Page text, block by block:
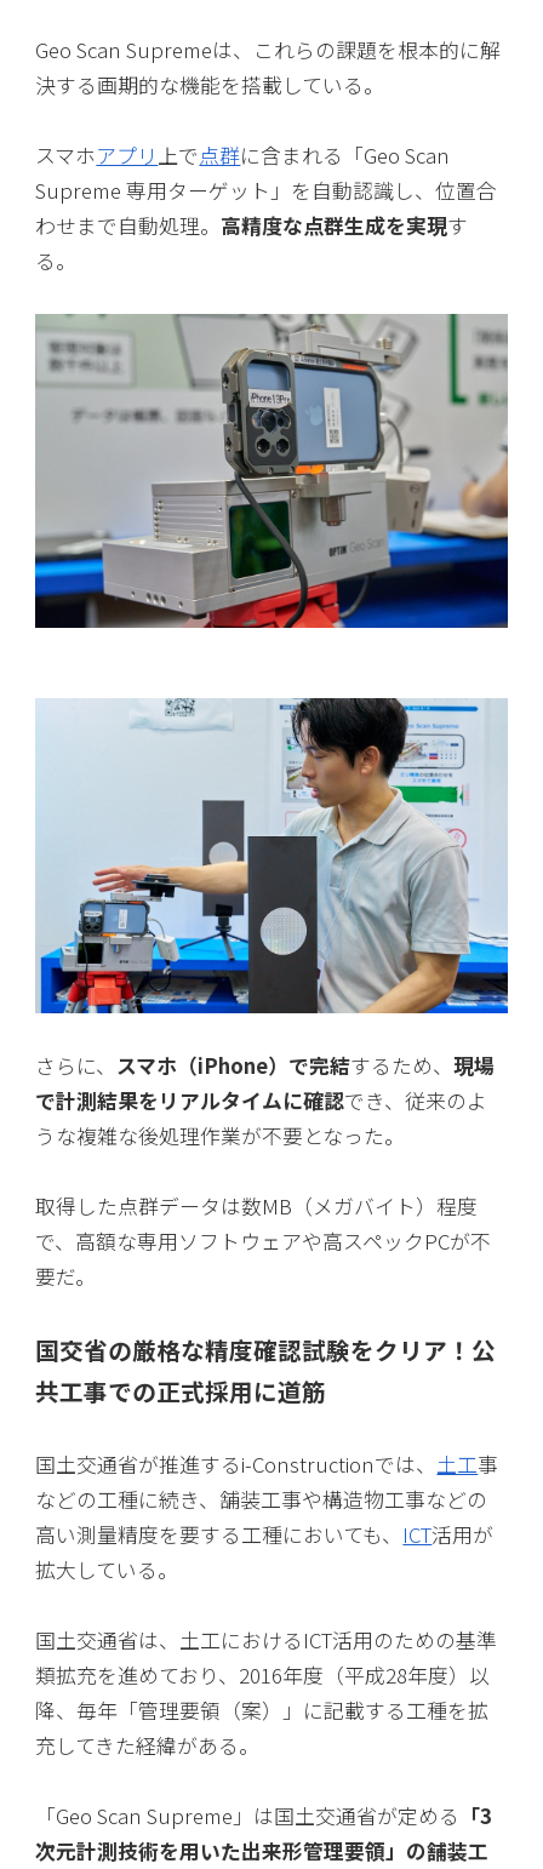
Geo Scan Supremeは、これらの課題を根本的に解
決する画期的な機能を搭載している。
スマホアプリ 上で点群に含まれる「Geo Scan
Supreme 専用ターゲット」を自動認識し、位置合
わせまで自動処理。 高精度な点群生成を実現す
る。
さらに、 スマホ（iPhone）で完結するため、現場
で計測結果をリアルタイムに確認でき、従来のよ
うな複雑な後処理作業が不要となった。
取得した点群データは数MB（メガバイト）程度
で、高額な専用ソフトウェアや高スペックPCが不
要だ。
国交省の厳格な精度確認試験をクリア！公
共工事での正式採用に道筋
国土交通省が推進するi-Constructionでは、 土工事
などの工種に続き、舗装工事や構造物工事などの
高い測量精度を要する工種においても、 ICT活用が
拡大している。
国土交通省は、土工におけるICT活用のための基準
類拡充を進めており、2016年度（平成28年度）以
降、毎年「管理要領（案）」に記載する工種を拡
充してきた経緯がある。
「Geo Scan Supreme」は国土交通省が定める 「3
次元計測技術を用いた出来形管理要領」の舗装工